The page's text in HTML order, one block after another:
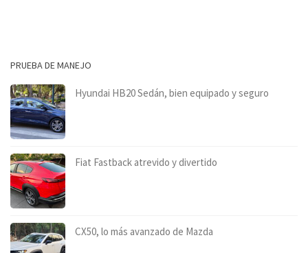
PRUEBA DE MANEJO
Hyundai HB20 Sedán, bien equipado y seguro
Fiat Fastback atrevido y divertido
CX50, lo más avanzado de Mazda